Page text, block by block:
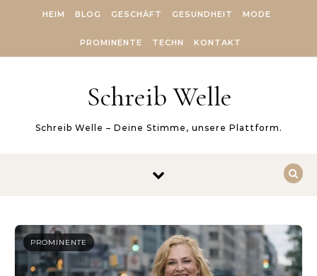
HEIM BLOG GESCHÄFT GESUNDHEIT MODE
PROMINENTE TECHN KONTAKT
Schreib Welle
Schreib Welle – Deine Stimme, unsere Plattform.
PROMINENTE